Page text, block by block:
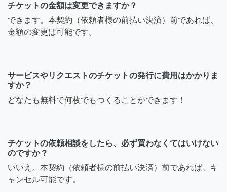
チケットの金額は変更できますか？
できます。本契約（依頼者様の前払い決済）前であれば、
金額の変更は可能です。
サービスやリクエストのチケットの発行に費用はかかりま
すか？
どなたも無料で何枚でもつくることができます！
チケットの依頼相談をしたら、必ず買わなくてはいけない
のですか？
いいえ。本契約（依頼者様の前払い決済）前であれば、キ
ャンセル可能です。